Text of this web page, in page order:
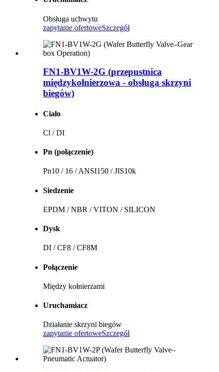
Obsługa uchwytu
zapytanie ofertoweSzczegół
FN1-BV1W-2G (przepustnica
międzykołnierzowa - obsługa skrzyni
biegów)
Ciało
Cl / DI
Pn (połączenie)
Pn10 / 16 / ANSI150 / JIS10k
Siedzenie
EPDM / NBR / VITON / SILICON
Dysk
DI / CF8 / CF8M
Połączenie
Między kołnierzami
Uruchamiacz
Działanie skrzyni biegów
zapytanie ofertoweSzczegół